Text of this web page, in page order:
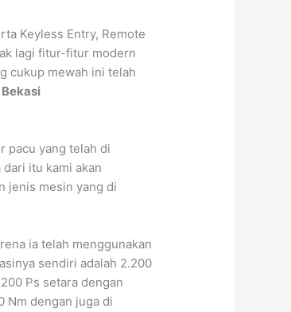
Keyless Entry, Remote
lagi fitur-fitur modern
cukup mewah ini telah
pacu yang telah di
itu kami akan
jenis mesin yang di
ia telah menggunakan
sendiri adalah 2.200
Ps setara dengan
Nm dengan juga di